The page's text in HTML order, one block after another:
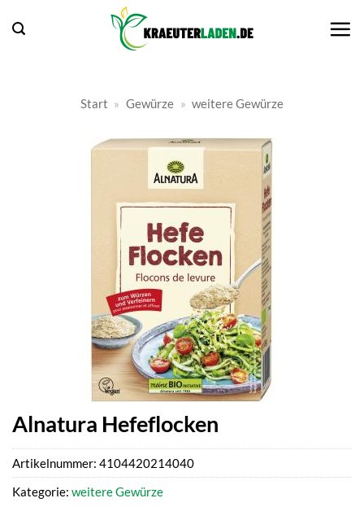
Inhalt
Start » Gewürze » weitere Gewürze
Alnatura Hefeflocken
Artikelnummer: 4104420214040
Kategorie: weitere Gewürze